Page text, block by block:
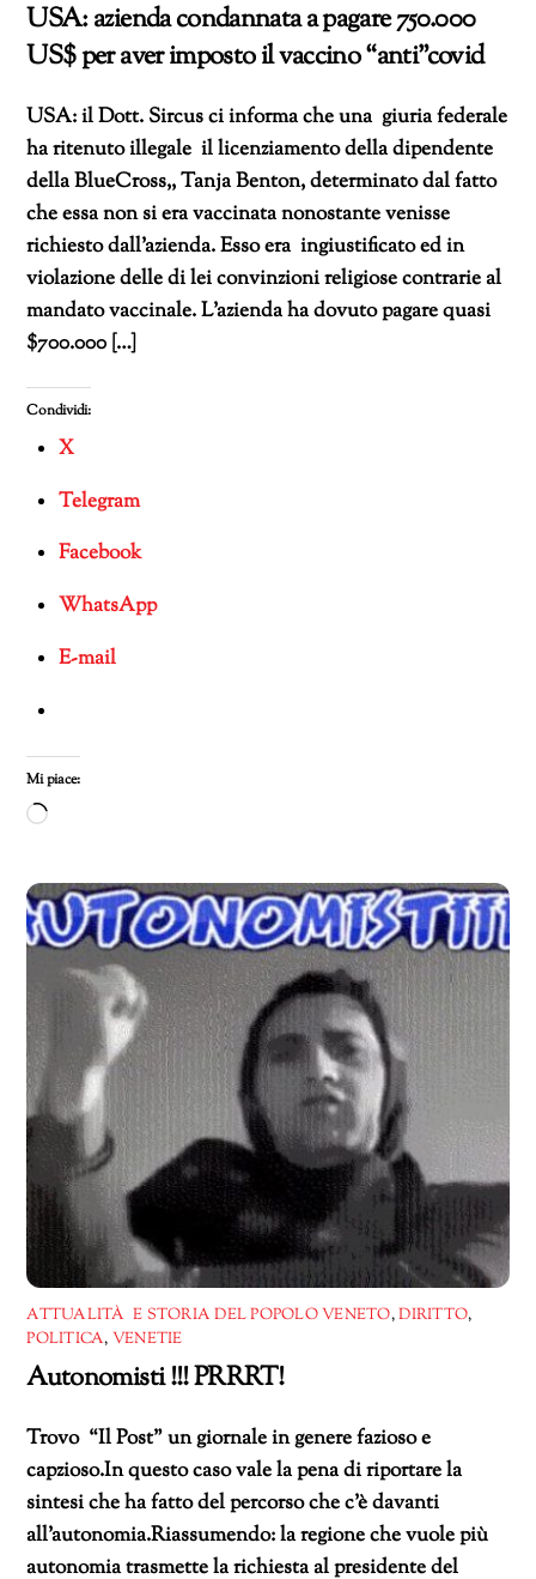
USA: azienda condannata a pagare 750.000
US$ per aver imposto il vaccino “anti”covid
USA: il Dott. Sircus ci informa che una giuria federale
ha ritenuto illegale il licenziamento della dipendente
della BlueCross,, Tanja Benton, determinato dal fatto
che essa non si era vaccinata nonostante venisse
richiesto dall’azienda. Esso era ingiustificato ed in
violazione delle di lei convinzioni religiose contrarie al
mandato vaccinale. L’azienda ha dovuto pagare quasi
$700.000 […]
Condividi:
X
Telegram
Facebook
WhatsApp
E-mail
Mi piace:
Caricamento
corso…
ATTUALITÀ E STORIA DEL POPOLO VENETO,DIRITTO,
POLITICA, VENETIE
Autonomisti !!! PRRRT!
Trovo “Il Post” un giornale in genere fazioso e
capzioso.In questo caso vale la pena di riportare la
sintesi che ha fatto del percorso che c’è davanti
all’autonomia.Riassumendo: la regione che vuole più
autonomia trasmette la richiesta al presidente del